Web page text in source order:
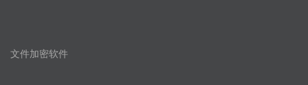
文件加密软件